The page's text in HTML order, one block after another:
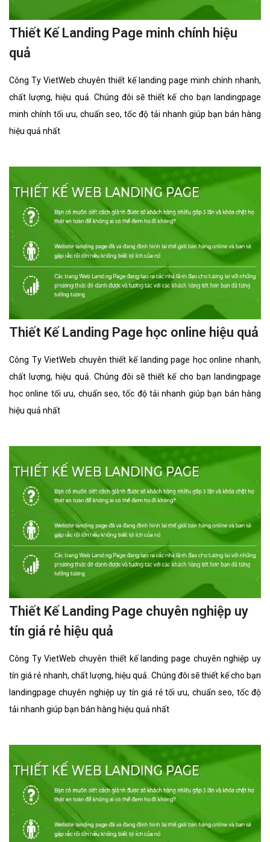
Thiết Kế Landing Page minh chính hiệu
quả
Công Ty VietWeb chuyên thiết kế landing page minh chính nhanh,
chất lượng, hiệu quả. Chúng đôi sẽ thiết kế cho bạn landingpage
minh chính tối ưu, chuẩn seo, tốc độ tải nhanh giúp bạn bán hàng
hiệu quả nhất
Thiết Kế Landing Page học online hiệu quả
Công Ty VietWeb chuyên thiết kế landing page học online nhanh,
chất lượng, hiệu quả. Chúng đôi sẽ thiết kế cho bạn landingpage
học online tối ưu, chuẩn seo, tốc độ tải nhanh giúp bạn bán hàng
hiệu quả nhất
Thiết Kế Landing Page chuyên nghiệp uy
tín giá rẻ hiệu quả
Công Ty VietWeb chuyên thiết kế landing page chuyên nghiệp uy
tín giá rẻ nhanh, chất lượng, hiệu quả. Chúng đôi sẽ thiết kế cho bạn
landingpage chuyên nghiệp uy tín giá rẻ tối ưu, chuẩn seo, tốc độ
tải nhanh giúp bạn bán hàng hiệu quả nhất